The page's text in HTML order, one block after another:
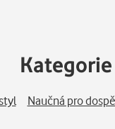
Kategorie
Naučná pro